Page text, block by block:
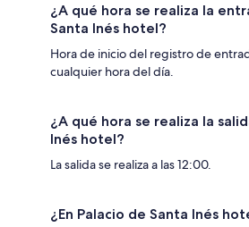
¿A qué hora se realiza la
Santa Inés hotel?
Hora de inicio del registro de
cualquier hora del día.
¿A qué hora se realiza la
Inés hotel?
La salida se realiza a las 12:00.
¿En Palacio de Santa Inés